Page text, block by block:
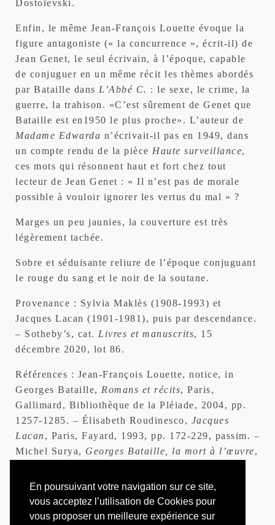
En poursuivant votre navigation sur ce site,
vous acceptez l’utilisation de Cookies pour
vous proposer un meilleure expérience sur
Dostoïevski.
Enfin, le même Jean-François Louette évoque la
figure antagoniste (« la concurrence », écrit-il) de
Jean Genet, le seul écrivain, à l’époque, capable
de conjuguer en un même récit les thèmes abordés
par Bataille dans L’Abbé C. : le sexe, le crime, la
guerre, la trahison. «C’est sûrement de Genet que
Bataille est en1950 le plus proche». L’auteur de
Madame Edwarda n’écrivait-il pas en 1949, dans
un compte rendu de la pièce Haute surveillance,
ces mots qui résonnent haut et fort chez tout
lecteur de Jean Genet : « Il n’est pas de morale
possible à vouloir ignorer les vertus du mal » ?
Marges un peu jaunies, la couverture est très
légèrement tachée.
Sobre et séduisante reliure de l’époque conjuguant
le rouge du sang et le noir de la soutane.
Provenance : Sylvia Maklès (1908-1993) et
Jacques Lacan (1901-1981), puis par descendance.
– Sotheby’s, cat. Livres et manuscrits, 15
décembre 2020, lot 86.
Références : Jean-François Louette, notice, in
Georges Bataille, Romans et récits, Paris,
Gallimard, Bibliothèque de la Pléiade, 2004, pp.
1257-1285. – Élisabeth Roudinesco, Jacques
Lacan, Paris, Fayard, 1993, pp. 172-229, passim. –
Michel Surya, Georges Bataille, la mort à l’œuvre,
passim.